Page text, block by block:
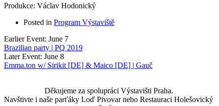
Produkce: Václav Hodonický
Posted in Program Výstaviště
Earlier Event: June 7
Brazilian party | PQ 2019
Later Event: June 8
Emma.ton w/ Sirikit [DE] & Maico [DE] | Gauč
Děkujeme za spolupráci Výstavišti Praha.
Navštivte i naše parťáky Loď Pivovar nebo Restauraci Holešovický